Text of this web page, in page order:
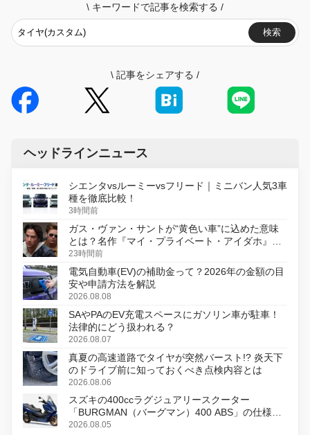
\ キーワードで記事を検索する /
検索
\ 記事をシェアする /
ヘッドラインニュース
シエンタvsルーミーvsフリード｜ミニバン人気3車
種を徹底比較！
3時間前
ガス・ヴァン・サントが“黄色い車”に込めた意味
とは？名作『マイ・プライベート・アイダホ』が
初のデジタルリマスター版で復活
23時間前
電気自動車(EV)の補助金って？2026年の金額の目
安や申請方法を解説
2026.08.08
SAやPAのEV充電スペースにガソリン車が駐車！
法律的にどう扱われる？
2026.08.07
真夏の高速道路でタイヤが突然バースト!? 炎天下
のドライブ前に知っておくべき点検内容とは
2026.08.06
スズキの400ccラグジュアリースクーター
「BURGMAN（バーグマン）400 ABS」の仕様を
変更し、8月18日に発売
2026.08.05